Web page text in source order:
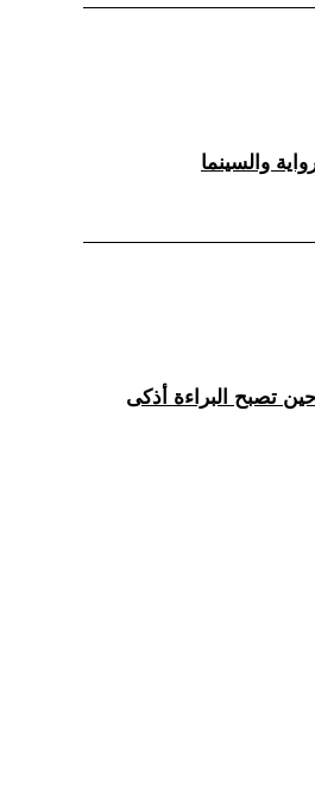
حين تصبح البراءة أذكى